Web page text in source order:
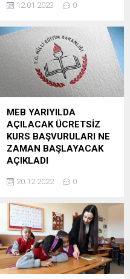
ertelendi. Sınav tarihi daha
öğretmenler mazeretleri
şehirlerden başla şehirlere
tayin isteyebilecek.
Geçtiğimiz hafta başlayan
süreçte, mazereti olan
öğretmenler ilk başvurularını
yaptı. İlk başvurusu kabul
edilen öğretmenler için
mazeret tayinlerinde tercih
süreci başladı. İlk başvurusu
onaylanan öğretmenler 11 –
16 Ocak 2023 tarihleri
arasında ikinci...
12.01.2023 0
MEB YARIYILDA
AÇILACAK ÜCRETSİZ
KURS BAŞVURULARI NE
ZAMAN BAŞLAYACAK
AÇIKLADI
Milli Eğitim Bakanı Mahmut
Özer, yarıyıl tatili için
başlatacakları ücretsiz
kurslara öğrenci ve
öğretmenlerin bulundukları
illerde katılabileceklerini
bildirdi. Özer, yaptığı yazılı
açıklamada, ilk kez geçen
20.12.2022 0